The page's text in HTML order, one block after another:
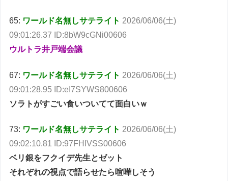
65: ワールド名無しサテライト 2026/06/06(土)
09:01:26.37 ID:8bW9cGNi00606
ウルトラ井戸端会議
67: ワールド名無しサテライト 2026/06/06(土)
09:01:28.95 ID:eI7SYWS800606
ソラトがすごい食いついてて面白いｗ
73: ワールド名無しサテライト 2026/06/06(土)
09:02:10.81 ID:97FHlVSS00606
ベリ銀をフクイデ先生とゼット
それぞれの視点で語らせたら喧嘩しそう